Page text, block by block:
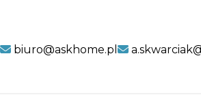
biuro@askhome.pl